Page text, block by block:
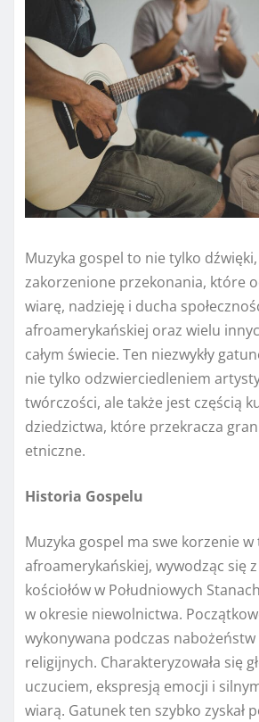
Muzyka gospel to nie tylko dźwięki,
zakorzenione przekonania, które
wiarę, nadzieję i ducha
afroamerykańskiej oraz wielu
całym świecie. Ten niezwykły
nie tylko odzwierciedleniem
twórczości, ale także jest częścią
dziedzictwa, które przekracza
etniczne.
Historia Gospelu
Muzyka gospel ma swe korzenie
afroamerykańskiej, wywodząc się
kościołów w Południowych
w okresie niewolnictwa.
wykonywana podczas
religijnych. Charakteryzowała się
uczuciem, ekspresją emocji i
wiarą. Gatunek ten szybko zyskał